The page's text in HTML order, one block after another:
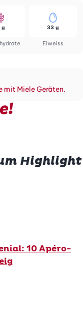
g
Eiweiss
33 g
mit Miele Geräten.
Highlight
10 Apéro-